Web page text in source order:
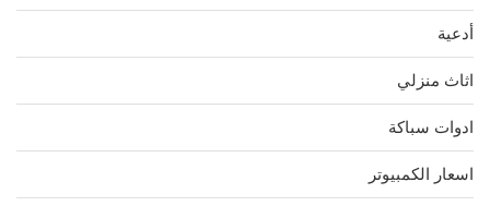
أدعية
اثاث منزلي
ادوات سباكة
اسعار الكمبيوتر